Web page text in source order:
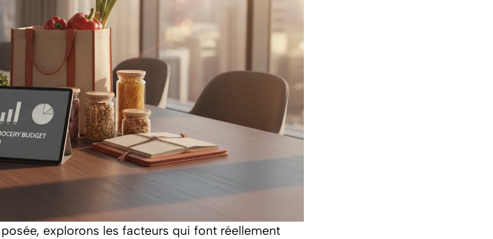
explorons les facteurs qui font réellement